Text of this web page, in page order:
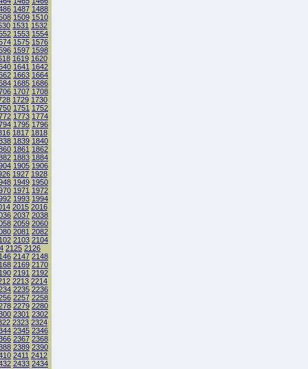
1487 1488
1509 1510
1531 1532
1553 1554
1575 1576
1597 1598
1619 1620
1641 1642
1663 1664
1685 1686
1707 1708
1729 1730
1751 1752
1773 1774
1795 1796
1817 1818
1839 1840
1861 1862
1883 1884
1905 1906
1927 1928
1949 1950
1971 1972
1993 1994
2015 2016
2037 2038
2059 2060
2081 2082
2103 2104
2125 2126
2147 2148
2169 2170
2191 2192
2213 2214
2235 2236
2257 2258
2279 2280
2301 2302
2323 2324
2345 2346
2367 2368
2389 2390
2411 2412
2433 2434